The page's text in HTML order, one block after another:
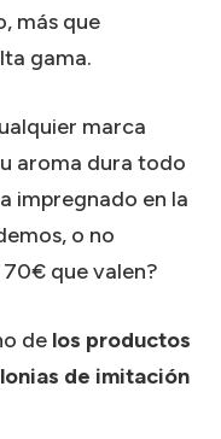
más que
gama.
marca
aroma dura todo
impregnado en la
o no
que valen?
de los productos
de imitación